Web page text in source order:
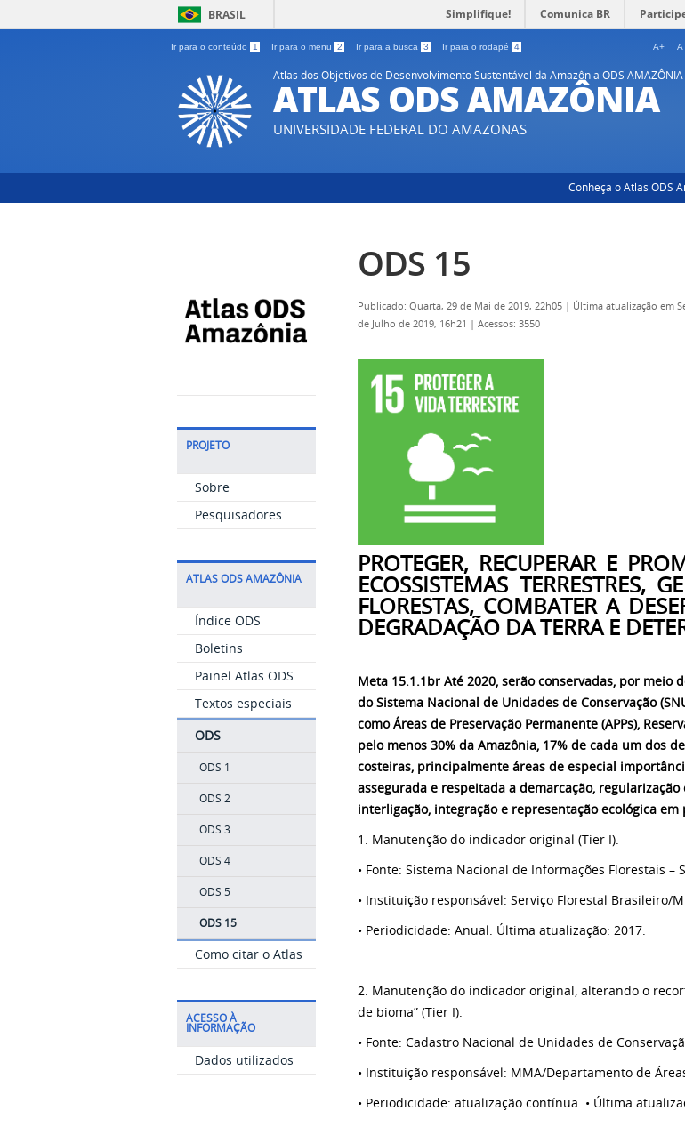
BRASIL Simplifique! Comunica BR
Ir para o conteúdo 1 Ir para o menu 2 Ir para a busca 3 Ir para o rodapé 4 A+ A
Atlas dos Objetivos de Desenvolvimento Sustentável da Amazônia ODS AMAZÔNIA
ATLAS ODS AMAZÔNIA
UNIVERSIDADE FEDERAL DO AMAZONAS
Conheça o Atlas ODS
PROJETO
Sobre
Pesquisadores
ATLAS ODS AMAZÔNIA
Índice ODS
Boletins
Painel Atlas ODS
Textos especiais
ODS
ODS 1
ODS 2
ODS 3
ODS 4
ODS 5
ODS 15
Como citar o Atlas
ACESSO À
INFORMAÇÃO
Dados utilizados
ODS 15
Publicado: Quarta, 29 de Mai de 2019, 22h05 | Última atualização em
de Julho de 2019, 16h21 | Acessos: 3550
PROTEGER, RECUPERAR E
ECOSSISTEMAS TERRESTRES,
FLORESTAS, COMBATER A
DEGRADAÇÃO DA TERRA E
Meta 15.1.1br Até 2020, serão conservadas, por meio
do Sistema Nacional de Unidades de Conservação
como Áreas de Preservação Permanente (APPs),
pelo menos 30% da Amazônia, 17% de cada um dos
costeiras, principalmente áreas de especial
assegurada e respeitada a demarcação,
interligação, integração e representação ecológica
1. Manutenção do indicador original (Tier I).
• Fonte: Sistema Nacional de Informações Florestais –
• Instituição responsável: Serviço Florestal Brasileiro/
• Periodicidade: Anual. Última atualização: 2017.
2. Manutenção do indicador original, alterando o
de bioma” (Tier I).
• Fonte: Cadastro Nacional de Unidades de
• Instituição responsável: MMA/Departamento de
• Periodicidade: atualização contínua. • Última